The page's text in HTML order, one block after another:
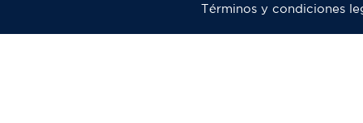
Pie
de
Términos y condiciones